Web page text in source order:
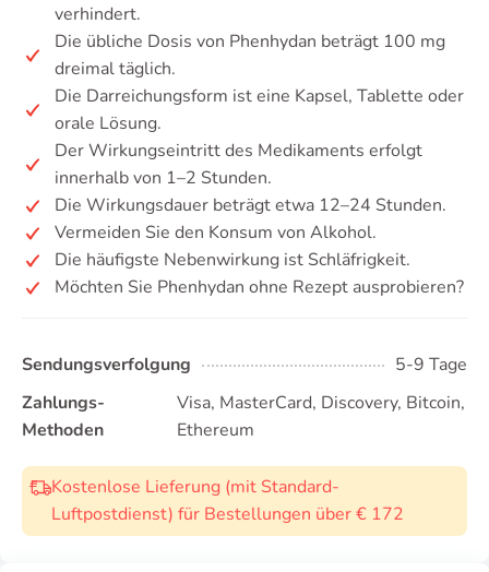
verhindert.
Die übliche Dosis von Phenhydan beträgt 100 mg
dreimal täglich.
Die Darreichungsform ist eine Kapsel, Tablette oder
orale Lösung.
Der Wirkungseintritt des Medikaments erfolgt
innerhalb von 1–2 Stunden.
Die Wirkungsdauer beträgt etwa 12–24 Stunden.
Vermeiden Sie den Konsum von Alkohol.
Die häufigste Nebenwirkung ist Schläfrigkeit.
Möchten Sie Phenhydan ohne Rezept ausprobieren?
Sendungsverfolgung
5-9 Tage
Zahlungs-
Methoden
Visa, MasterCard, Discovery, Bitcoin,
Ethereum
Kostenlose Lieferung (mit Standard-
Luftpostdienst) für Bestellungen über € 172